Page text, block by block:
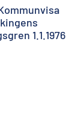
1.1.1976